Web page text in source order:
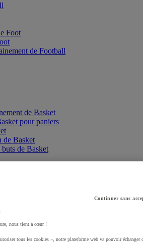
Foot
de Football
de Basket
pour paniers
de Basket
de Basket
Hand
Continuer sans
nous tient à cœur !
tous les cookies », notre plateforme web va pouvoir échanger